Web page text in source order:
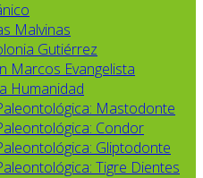
Malvinas
Gutiérrez
Marcos Evangelista
Humanidad
Mastodonte
Condor
Gliptodonte
Tigre Dientes